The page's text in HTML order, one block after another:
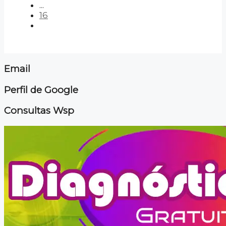
...
16
Email
Perfil de Google
Consultas Wsp